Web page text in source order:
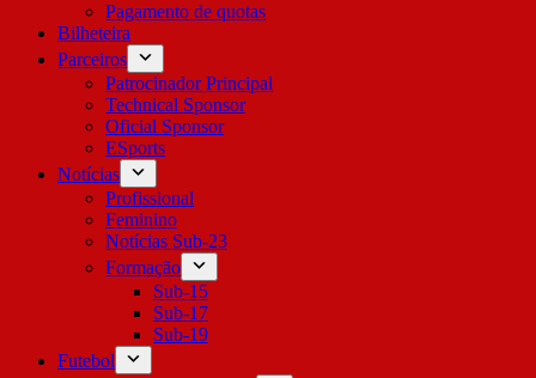
Pagamento de quotas
Bilheteira
Parceiros
Patrocinador Principal
Technical Sponsor
Oficial Sponsor
ESports
Notícias
Profissional
Feminino
Notícias Sub-23
Formação
Sub-15
Sub-17
Sub-19
Futebol